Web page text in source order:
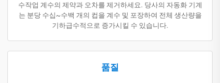
수작업 계수의 제약과 오차를 제거하세요. 당사의 자동화 기계
는 분당 수십~수백 개의 컵을 계수 및 포장하여 전체 생산량을
기하급수적으로 증가시킬 수 있습니다.
품질